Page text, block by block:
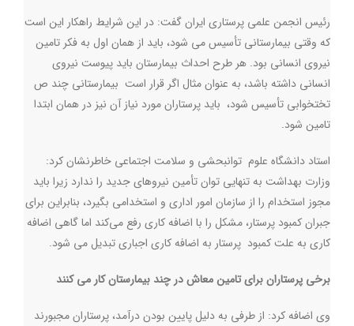
رئیس انجمن علمی پرستاری ایران گفت: در این شرایط راهکار این است
که وقتی بیمارستانی تأسیس می شود، باید از همان اول به فکر تامین
نیروی انسانی بود. هر طرح احداث بیمارستان باید پیوست نیروی
انسانی داشته باشد، به عنوان مثال اگر قرار است بیمارستانی چند ص
تختخوابی تأسیس ‌شود، باید پرستاران مورد نیاز آن نیز در همان ابتدا
تامین شود.
استاد دانشگاه علوم توانبحشی و سلامت اجتماعی خاطرنشان کرد:
وزارت بهداشت به تنهایی توان تأمین نیروهای جدید را ندارد زیرا باید
مجوز استخدام را از سازمان امور اداری و استخدامی بگیرد، بنابراین برای
جبران کمبود پرستار، مشکل را با اضافه کاری رفع می‌کند اما گاهی اضافه
کاری به علت کمبود پرستار به اضافه کاری اجباری تبدیل می شود.
برخی پرستاران برای تامین معاش در چند بیمارستان کار می کنند
وی اضافه کرد: از طرفی به دلیل پایین بودن درآمد، پرستاران مجبورند